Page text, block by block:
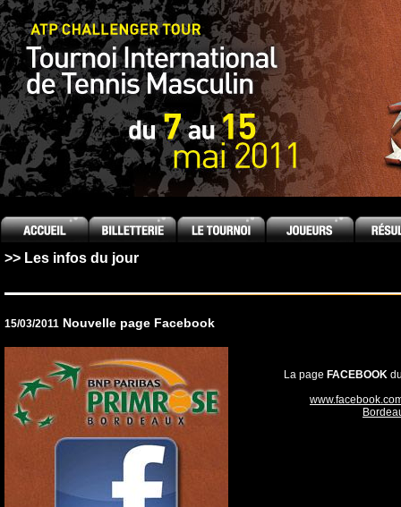
>> Les infos du jour
15/03/2011 Nouvelle page Facebook
La page FACEBOOK